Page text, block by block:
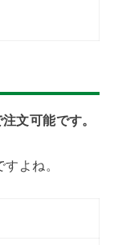
文可能です。
よね。